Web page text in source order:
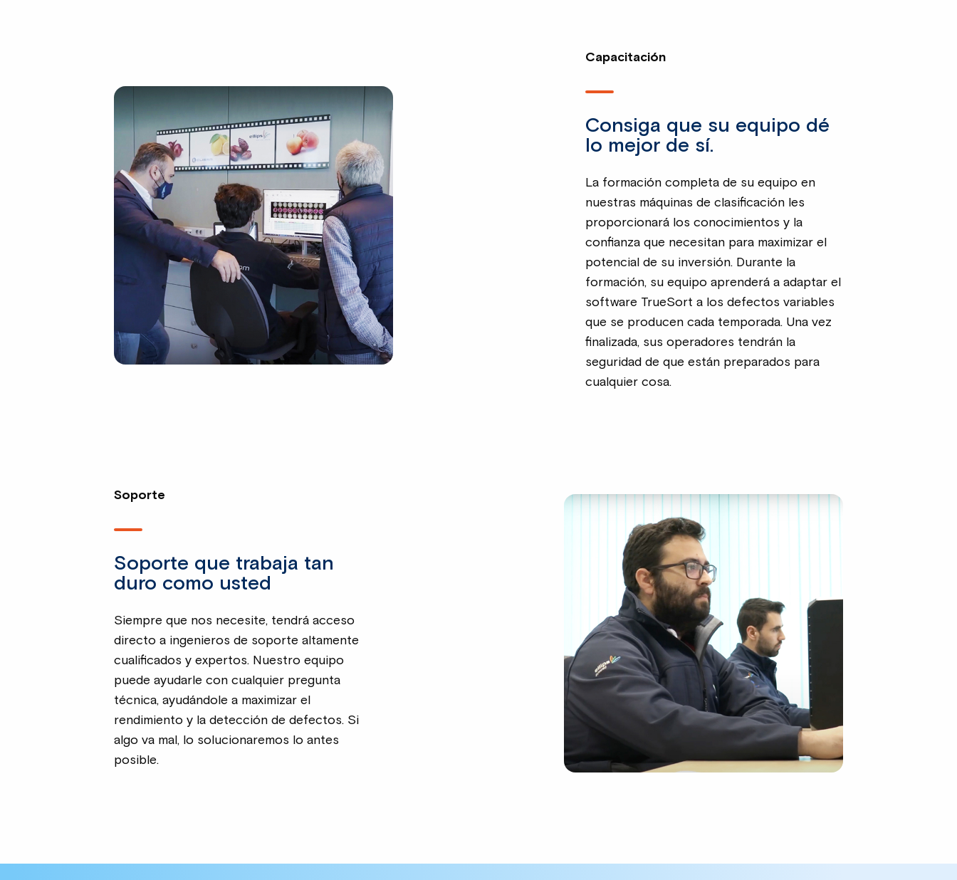
Capacitación
Consiga que su equipo dé
lo mejor de sí.
La formación completa de su equipo en
nuestras máquinas de clasificación les
proporcionará los conocimientos y la
confianza que necesitan para maximizar el
potencial de su inversión. Durante la
formación, su equipo aprenderá a adaptar el
software TrueSort a los defectos variables
que se producen cada temporada. Una vez
finalizada, sus operadores tendrán la
seguridad de que están preparados para
cualquier cosa.
Soporte
Soporte que trabaja tan
duro como usted
Siempre que nos necesite, tendrá acceso
directo a ingenieros de soporte altamente
cualificados y expertos. Nuestro equipo
puede ayudarle con cualquier pregunta
técnica, ayudándole a maximizar el
rendimiento y la detección de defectos. Si
algo va mal, lo solucionaremos lo antes
posible.